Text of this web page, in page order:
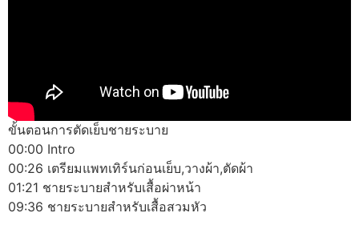
ขั้นตอนการตัดเย็บชายระบาย
00:00 Intro
00:26 เตรียมแพทเทิร์นก่อนเย็บ,วางผ้า,ตัดผ้า
01:21 ชายระบายสำหรับเสื้อผ่าหน้า
09:36 ชายระบายสำหรับเสื้อสวมหัว